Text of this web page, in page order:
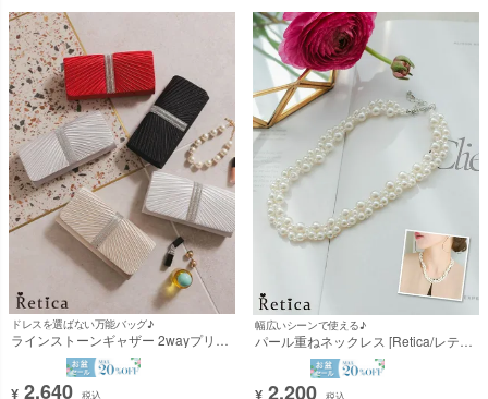
ドレスを選ばない万能バッグ♪
ラインストーンギャザー 2wayプリー
ツクラッチバッグ(ベージュ/シルバー/
ブラック/ホワイト/レッド) [Retica/レ
ティカ]
¥ 2,640 税込
幅広いシーンで使える♪
パール重ねネックレス [Retica/レティ
¥ 2,200 税込